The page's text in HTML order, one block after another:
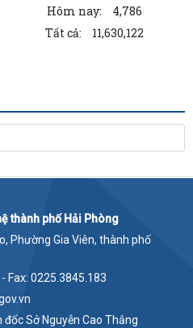
Hôm nay:
4,786
Tất cả: 11,630,122
thành phố Hải Phòng
Phường Gia Viên, thành phố
Fax: 0225.3845.183
Sở Nguyễn Cao Thắng